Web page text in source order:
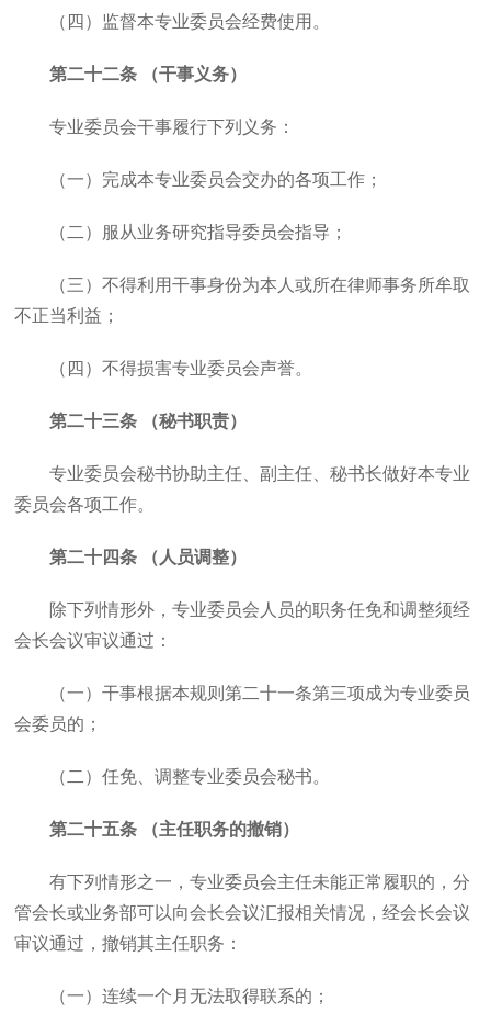
（四）监督本专业委员会经费使用。
第二十二条 （干事义务）
专业委员会干事履行下列义务：
（一）完成本专业委员会交办的各项工作；
（二）服从业务研究指导委员会指导；
（三）不得利用干事身份为本人或所在律师事务所牟取
不正当利益；
（四）不得损害专业委员会声誉。
第二十三条 （秘书职责）
专业委员会秘书协助主任、副主任、秘书长做好本专业
委员会各项工作。
第二十四条 （人员调整）
除下列情形外，专业委员会人员的职务任免和调整须经
会长会议审议通过：
（一）干事根据本规则第二十一条第三项成为专业委员
会委员的；
（二）任免、调整专业委员会秘书。
第二十五条 （主任职务的撤销）
有下列情形之一，专业委员会主任未能正常履职的，分
管会长或业务部可以向会长会议汇报相关情况，经会长会议
审议通过，撤销其主任职务：
（一）连续一个月无法取得联系的；